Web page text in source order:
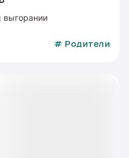
выгорании
# Родители